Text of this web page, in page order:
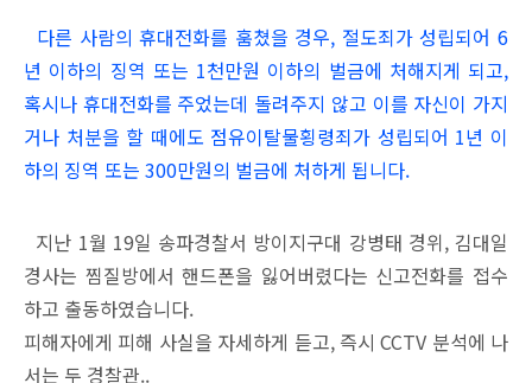
다른 사람의 휴대전화를 훔쳤을 경우, 절도죄가 성립되어 6
년 이하의 징역 또는 1천만원 이하의 벌금에 처해지게 되고,
혹시나 휴대전화를 주었는데 돌려주지 않고 이를 자신이 가지
거나 처분을 할 때에도 점유이탈물횡령죄가 성립되어 1년 이
하의 징역 또는 300만원의 벌금에 처하게 됩니다.
지난 1월 19일 송파경찰서 방이지구대 강병태 경위, 김대일
경사는 찜질방에서 핸드폰을 잃어버렸다는 신고전화를 접수
하고 출동하였습니다.
피해자에게 피해 사실을 자세하게 듣고, 즉시 CCTV 분석에 나
서는 두 경찰관..